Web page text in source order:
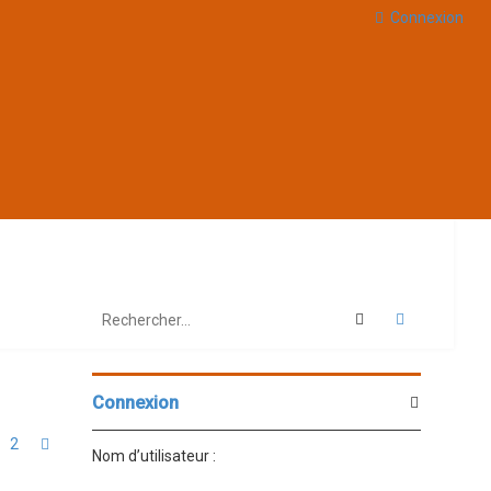
Connexion
2 Suivant
Rechercher
Connexion
Nom d’utilisateur :